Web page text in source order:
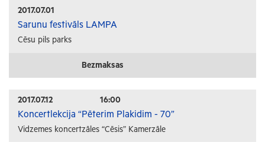
Interešu pasākumi
Ģimenēm ar bērniem
2017.07.01
Sarunu festivāls LAMPA
Cēsu pils parks
Bezmaksas
2017.07.12 16:00
Koncertlekcija “Pēterim Plakidim - 70”
Vidzemes koncertzāles “Cēsis” Kamerzāle